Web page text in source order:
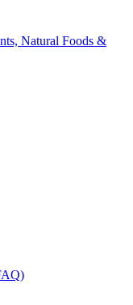
Natural Foods &